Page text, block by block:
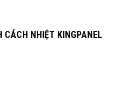
CÁCH NHIỆT KINGPANEL